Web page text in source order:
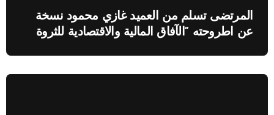
المرتضى تسلم من العميد غازي محمود نسخة
عن اطروحته “الآفاق المالية والاقتصادية للثروة